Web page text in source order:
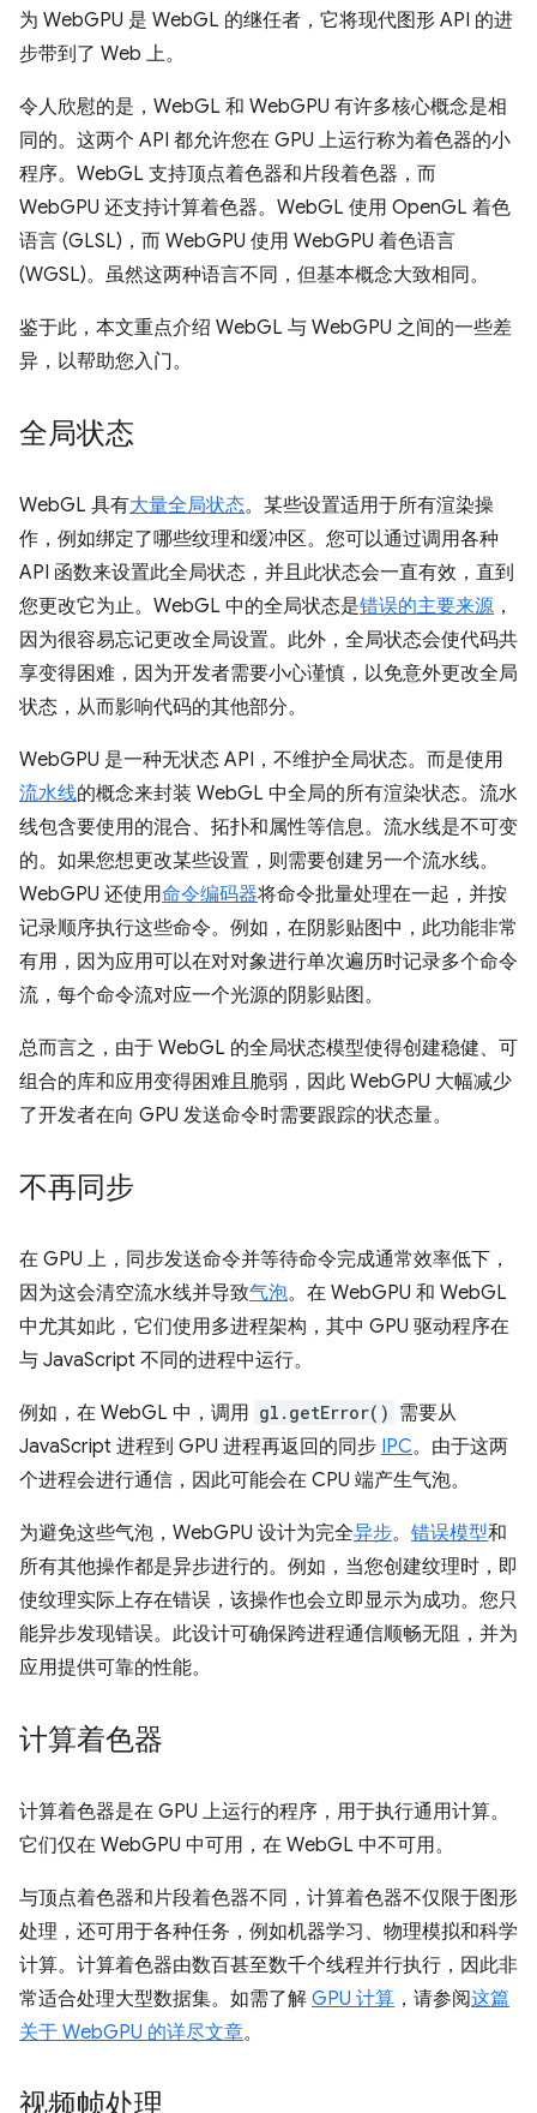
为 WebGPU 是 WebGL 的继任者，它将现代图形 API 的进
步带到了 Web 上。
令人欣慰的是，WebGL 和 WebGPU 有许多核心概念是相
同的。这两个 API 都允许您在 GPU 上运行称为着色器的小
程序。WebGL 支持顶点着色器和片段着色器，而
WebGPU 还支持计算着色器。WebGL 使用 OpenGL 着色
语言 (GLSL)，而 WebGPU 使用 WebGPU 着色语言
(WGSL)。虽然这两种语言不同，但基本概念大致相同。
鉴于此，本文重点介绍 WebGL 与 WebGPU 之间的一些差
异，以帮助您入门。
全局状态
WebGL 具有大量全局状态。某些设置适用于所有渲染操
作，例如绑定了哪些纹理和缓冲区。您可以通过调用各种
API 函数来设置此全局状态，并且此状态会一直有效，直到
您更改它为止。WebGL 中的全局状态是错误的主要来源 ，
因为很容易忘记更改全局设置。此外，全局状态会使代码共
享变得困难，因为开发者需要小心谨慎，以免意外更改全局
状态，从而影响代码的其他部分。
WebGPU 是一种无状态 API，不维护全局状态。而是使用
流水线的概念来封装 WebGL 中全局的所有渲染状态。流水
线包含要使用的混合、拓扑和属性等信息。流水线是不可变
的。如果您想更改某些设置，则需要创建另一个流水线。
WebGPU 还使用命令编码器将命令批量处理在一起，并按
记录顺序执行这些命令。例如，在阴影贴图中，此功能非常
有用，因为应用可以在对对象进行单次遍历时记录多个命令
流，每个命令流对应一个光源的阴影贴图。
总而言之，由于 WebGL 的全局状态模型使得创建稳健、可
组合的库和应用变得困难且脆弱，因此 WebGPU 大幅减少
了开发者在向 GPU 发送命令时需要跟踪的状态量。
不再同步
在 GPU 上，同步发送命令并等待命令完成通常效率低下，
因为这会清空流水线并导致气泡。在 WebGPU 和 WebGL
中尤其如此，它们使用多进程架构，其中 GPU 驱动程序在
与 JavaScript 不同的进程中运行。
例如，在 WebGL 中，调用 gl.getError() 需要从
JavaScript 进程到 GPU 进程再返回的同步 IPC。由于这两
个进程会进行通信，因此可能会在 CPU 端产生气泡。
为避免这些气泡，WebGPU 设计为完全异步。 错误模型和
所有其他操作都是异步进行的。例如，当您创建纹理时，即
使纹理实际上存在错误，该操作也会立即显示为成功。您只
能异步发现错误。此设计可确保跨进程通信顺畅无阻，并为
应用提供可靠的性能。
计算着色器
计算着色器是在 GPU 上运行的程序，用于执行通用计算。
它们仅在 WebGPU 中可用，在 WebGL 中不可用。
与顶点着色器和片段着色器不同，计算着色器不仅限于图形
处理，还可用于各种任务，例如机器学习、物理模拟和科学
计算。计算着色器由数百甚至数千个线程并行执行，因此非
常适合处理大型数据集。如需了解 GPU 计算 ，请参阅这篇
关于 WebGPU 的详尽文章。
视频帧处理